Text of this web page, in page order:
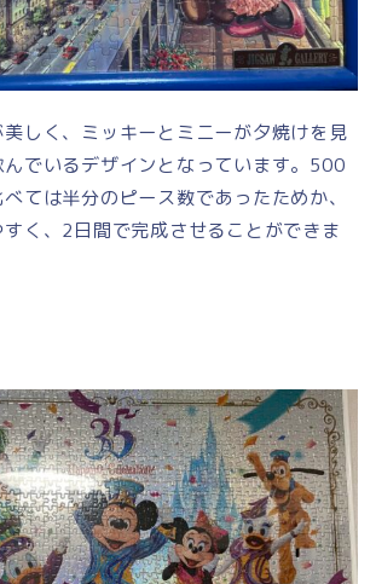
しく、ミッキーとミニーが夕焼けを見
でいるデザインとなっています。500
ては半分のピース数であったためか、
く、2日間で完成させることができま